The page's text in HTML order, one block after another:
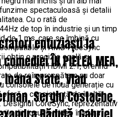
spectaculoasă și detalii
Cu o rată de
de top în industrie și un timp
de 1 ms, care se îmbină cu
și AMD FreeSync
obțin o precizie egală cu
HDMI 2.1, oferind
de reîmprospătare nu doar
consolele de nouă generație cu
oferă o consistență de înaltă
CoreSync, reprezentativ
din jocurile video în afara
entuziaști la
ÎN PIELEA MEA,
Ioana State, Vlad
Sergiu Costache,